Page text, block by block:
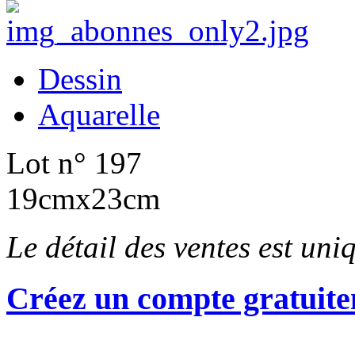
Dessin
Aquarelle
Lot n° 197
19cmx23cm
Le détail des ventes est
Créez un compte